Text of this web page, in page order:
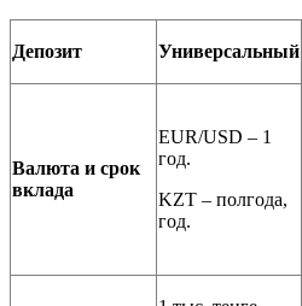
Депозит Универсальный
Валюта и срок
вклада
EUR/USD – 1
год.
KZT – полгода,
год.